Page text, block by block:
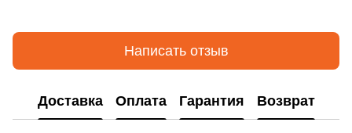
Написать отзыв
Доставка Оплата Гарантия Возврат